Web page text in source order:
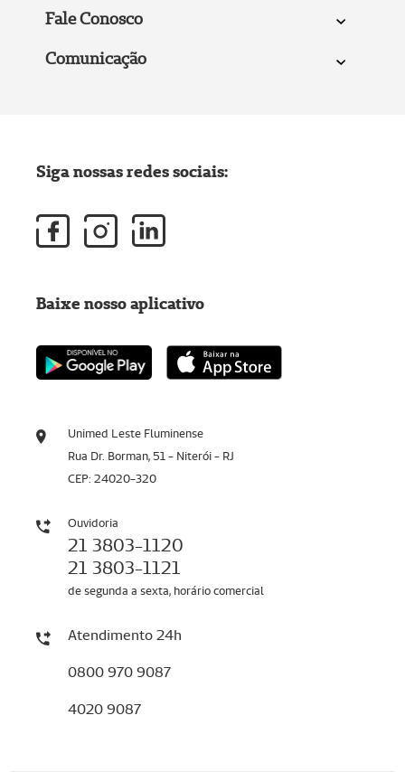
Fale Conosco
Comunicação
Unimed Leste Fluminense
Rua Dr. Borman, 51 - Niterói - RJ
CEP: 24020-320
Ouvidoria
21 3803-1120
21 3803-1121
de segunda a sexta, horário comercial
Atendimento 24h
0800 970 9087
4020 9087
Siga nossas redes sociais:
Baixe nosso aplicativo